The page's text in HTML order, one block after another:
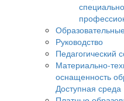
Руководство
Педагогический
Материально-
оснащенность
Доступная среда